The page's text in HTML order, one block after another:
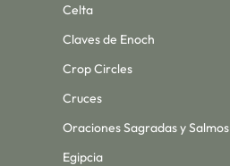
Celta
Claves de Enoch
Crop Circles
Cruces
Oraciones Sagradas y Salmos
Egipcia